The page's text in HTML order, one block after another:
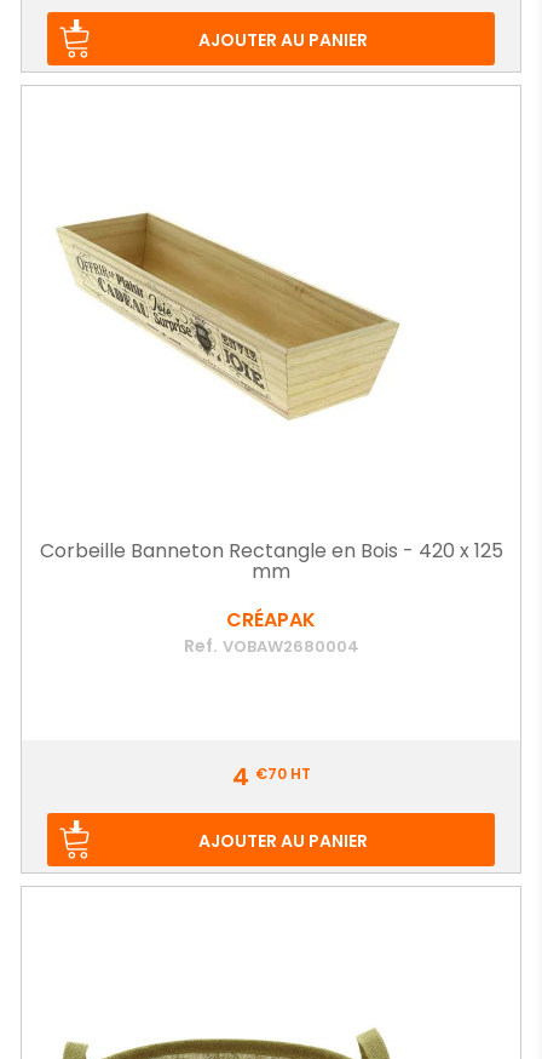
AJOUTER AU PANIER
Corbeille Banneton Rectangle en Bois - 420 x 125
mm
CRÉAPAK
Ref. VOBAW2680004
4 €70HT
AJOUTER AU PANIER